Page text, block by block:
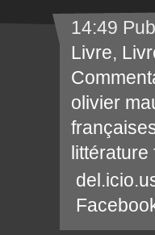
14:49
Livre,
olivier
littérature